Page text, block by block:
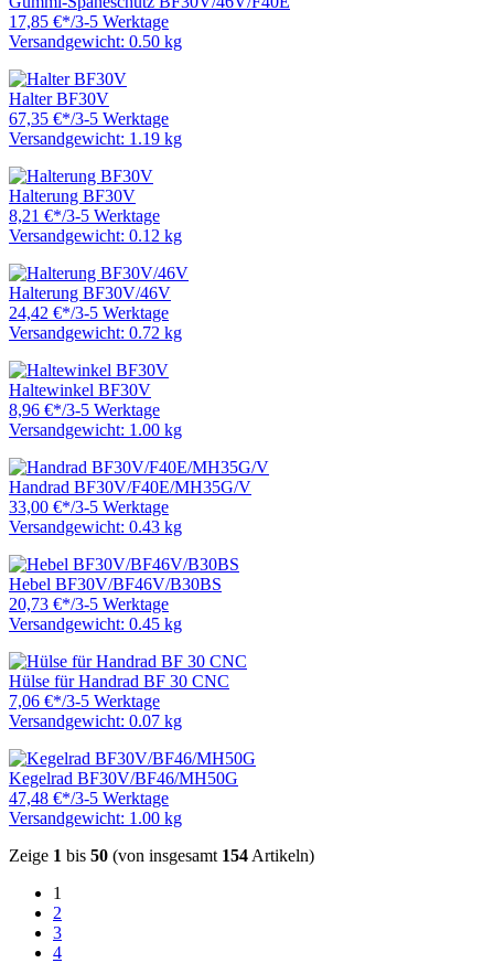
17,85 €*/3-5 Werktage
Versandgewicht: 0.50 kg
Halter BF30V
67,35 €*/3-5 Werktage
Versandgewicht: 1.19 kg
Halterung BF30V
8,21 €*/3-5 Werktage
Versandgewicht: 0.12 kg
Halterung BF30V/46V
24,42 €*/3-5 Werktage
Versandgewicht: 0.72 kg
Haltewinkel BF30V
8,96 €*/3-5 Werktage
Versandgewicht: 1.00 kg
Handrad BF30V/F40E/MH35G/V
33,00 €*/3-5 Werktage
Versandgewicht: 0.43 kg
Hebel BF30V/BF46V/B30BS
20,73 €*/3-5 Werktage
Versandgewicht: 0.45 kg
Hülse für Handrad BF 30 CNC
7,06 €*/3-5 Werktage
Versandgewicht: 0.07 kg
Kegelrad BF30V/BF46/MH50G
47,48 €*/3-5 Werktage
Versandgewicht: 1.00 kg
Zeige 1 bis 50 (von insgesamt 154 Artikeln)
1
2
3
4